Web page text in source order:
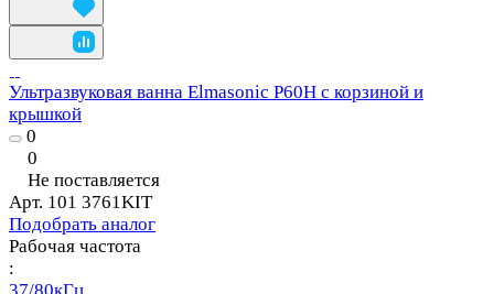
Ультразвуковая ванна Elmasonic P60H с корзиной и
крышкой
0
0
Не поставляется
Арт. 101 3761KIT
Подобрать аналог
Рабочая частота
: